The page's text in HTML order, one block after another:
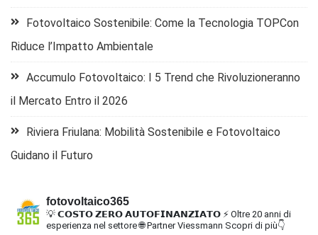
Fotovoltaico Sostenibile: Come la Tecnologia TOPCon
Riduce l’Impatto Ambientale
Accumulo Fotovoltaico: I 5 Trend che Rivoluzioneranno
il Mercato Entro il 2026
Riviera Friulana: Mobilità Sostenibile e Fotovoltaico
Guidano il Futuro
fotovoltaico365
💡 𝗖𝗢𝗦𝗧𝗢 𝗭𝗘𝗥𝗢 𝗔𝗨𝗧𝗢𝗙𝗜𝗡𝗔𝗡𝗭𝗜𝗔𝗧𝗢 ⚡ Oltre 20 anni di
esperienza nel settore🌐 Partner Viessmann Scopri di più👇